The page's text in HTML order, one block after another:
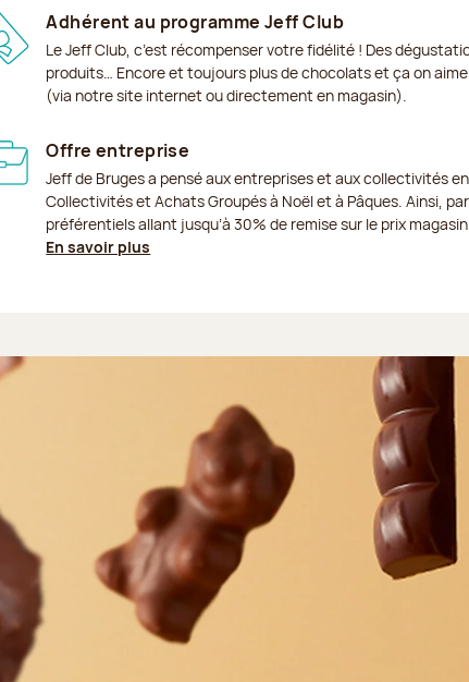
Adhérent au programme Jeff Club
Le Jeff Club, c’est récompenser votre fidélité ! Des
produits… Encore et toujours plus de chocolats et ça on
(via notre site internet ou directement en magasin).
Offre entreprise
Jeff de Bruges a pensé aux entreprises et aux collectivités
Collectivités et Achats Groupés à Noël et à Pâques. Ainsi,
préférentiels allant jusqu’à 30% de remise sur le prix magasin.
En savoir plus